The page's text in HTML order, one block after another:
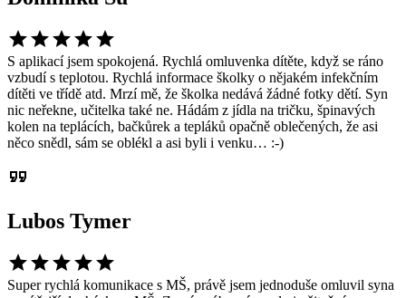
starstarstarstarstar
S aplikací jsem spokojená. Rychlá omluvenka dítěte, když se ráno
vzbudí s teplotou. Rychlá informace školky o nějakém infekčním
dítěti ve třídě atd. Mrzí mě, že školka nedává žádné fotky dětí. Syn
nic neřekne, učitelka také ne. Hádám z jídla na tričku, špinavých
kolen na teplácích, bačkůrek a tepláků opačně oblečených, že asi
něco snědl, sám se oblékl a asi byli i venku… :-)
format_quote
Lubos Tymer
starstarstarstarstar
Super rychlá komunikace s MŠ, právě jsem jednoduše omluvil syna